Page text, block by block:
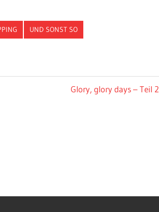
UND SONST SO
Nächster
Glory, glory days – Teil 2